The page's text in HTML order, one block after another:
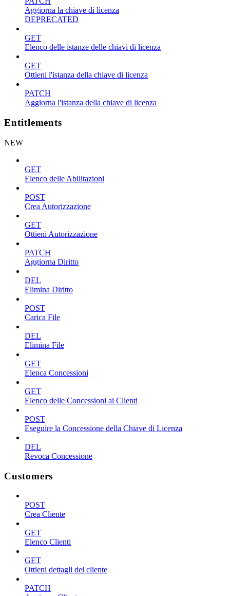
Aggiorna la chiave di licenza
DEPRECATED
GET
Elenco delle istanze delle chiavi di licenza
GET
Ottieni l'istanza della chiave di licenza
PATCH
Aggiorna l'istanza della chiave di licenza
Entitlements
NEW
GET
Elenco delle Abilitazioni
POST
Crea Autorizzazione
GET
Ottieni Autorizzazione
PATCH
Aggiorna Diritto
DEL
Elimina Diritto
POST
Carica File
DEL
Elimina File
GET
Elenca Concessioni
GET
Elenco delle Concessioni ai Clienti
POST
Eseguire la Concessione della Chiave di Licenza
DEL
Revoca Concessione
Customers
POST
Crea Cliente
GET
Elenco Clienti
GET
Ottieni dettagli del cliente
PATCH